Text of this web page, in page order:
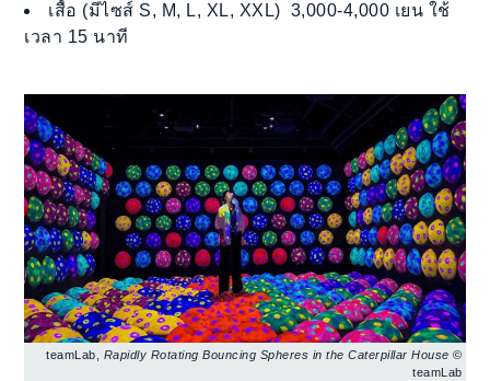
เสื้อ (มีไซส์ S, M, L, XL, XXL) 3,000-4,000 เยน ใช้
เวลา 15 นาที
teamLab, Rapidly Rotating Bouncing Spheres in the Caterpillar House ©
teamLab